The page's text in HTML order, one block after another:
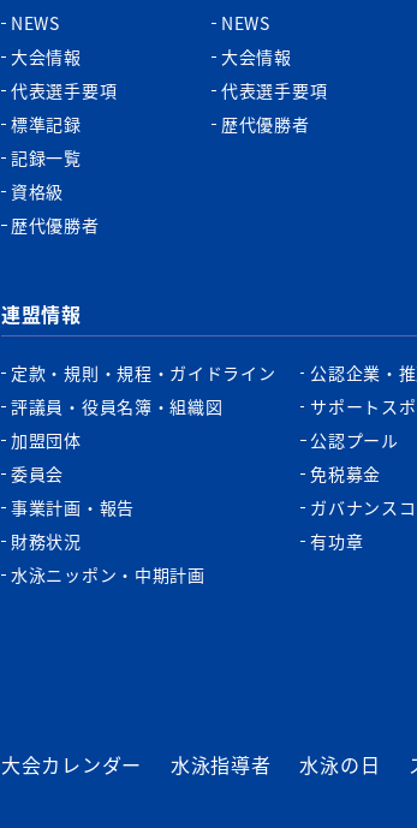
NEWS
大会情報
代表選手要項
標準記録
記録一覧
資格級
歴代優勝者
NEWS
大会情報
代表選手要項
歴代優勝者
連盟情報
定款・規則・規程・ガイドライン
評議員・役員名簿・組織図
加盟団体
委員会
事業計画・報告
財務状況
水泳ニッポン・中期計画
公認企業・
サポートス
公認プール
免税募金
ガバナンス
有功章
大会カレンダー 水泳指導者 水泳の日